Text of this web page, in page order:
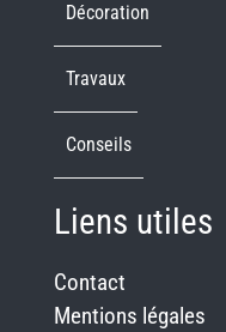
Décoration
Travaux
Conseils
Liens utiles
Contact
Mentions légales